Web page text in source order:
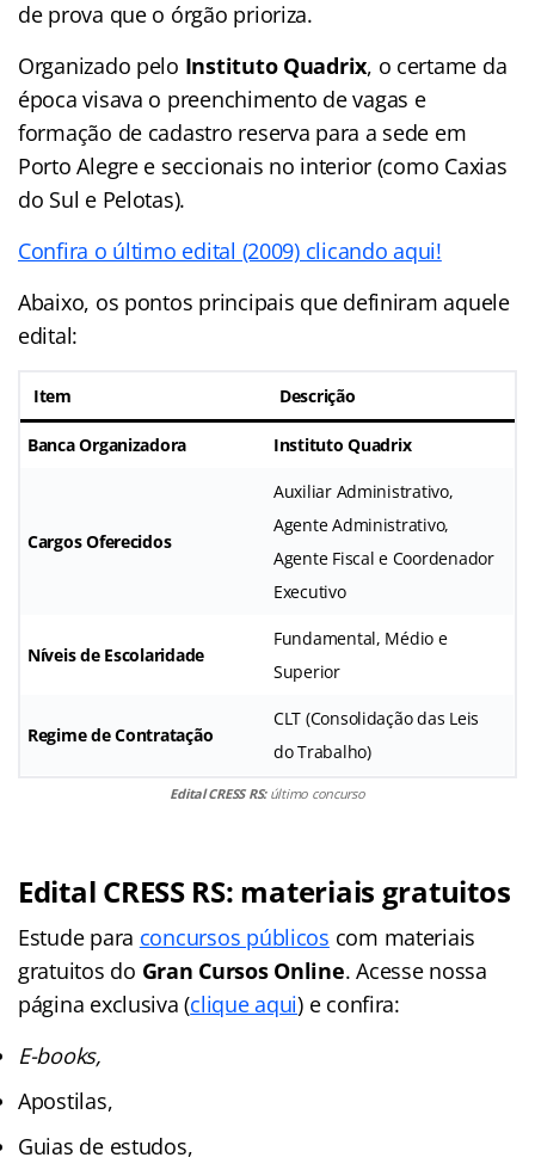
de prova que o órgão prioriza.
Organizado pelo Instituto Quadrix, o certame da
época visava o preenchimento de vagas e
formação de cadastro reserva para a sede em
Porto Alegre e seccionais no interior (como Caxias
do Sul e Pelotas).
Confira o último edital (2009) clicando aqui!
Abaixo, os pontos principais que definiram aquele
edital:
Item Descrição
Banca Organizadora Instituto Quadrix
Cargos Oferecidos
Auxiliar Administrativo,
Agente Administrativo,
Agente Fiscal e Coordenador
Executivo
Níveis de Escolaridade
Fundamental, Médio e
Superior
Regime de Contratação
CLT (Consolidação das Leis
do Trabalho)
Edital CRESS RS: último concurso
Edital CRESS RS: materiais gratuitos
Estude para concursos públicos com materiais
gratuitos do Gran Cursos Online. Acesse nossa
página exclusiva (clique aqui) e confira:
E-books,
Apostilas,
Guias de estudos,